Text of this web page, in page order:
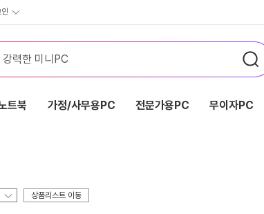
트북 가정/사무용PC 전문가용PC 무이자PC
상품리스트 이동